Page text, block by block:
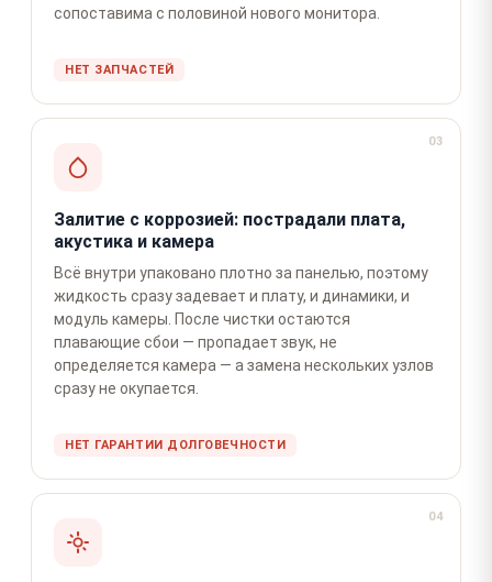
сопоставима с половиной нового монитора.
НЕТ ЗАПЧАСТЕЙ
03
Залитие с коррозией: пострадали плата,
акустика и камера
Всё внутри упаковано плотно за панелью, поэтому
жидкость сразу задевает и плату, и динамики, и
модуль камеры. После чистки остаются
плавающие сбои — пропадает звук, не
определяется камера — а замена нескольких узлов
сразу не окупается.
НЕТ ГАРАНТИИ ДОЛГОВЕЧНОСТИ
04